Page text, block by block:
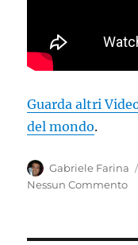
Guarda altri
del mondo.
Autore
Gabriele Farina
Nessun Commento